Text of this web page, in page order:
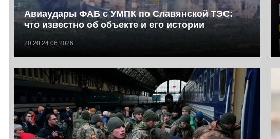
Авиаудары ФАБ с УМПК по Славянской ТЭС:
что известно об объекте и его истории
20:20 24.06.2026